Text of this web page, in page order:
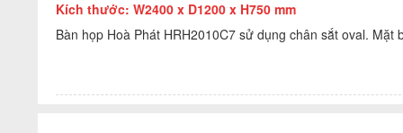
Kích thước: W2400 x D1200 x H750 mm
Bàn họp Hoà Phát HRH2010C7 sử dụng chân sắt oval.